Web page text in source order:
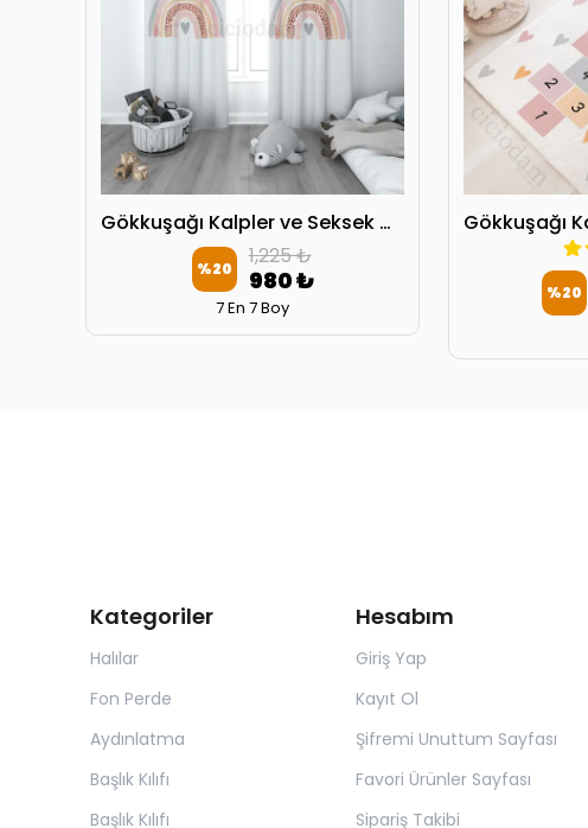
Gökkuşağı Kalpler ve Seksek Çocuk Odası Perdesi 2 Kanat
%20 1,225 ₺
980 ₺
7 En 7 Boy
%20
Kategoriler
Halılar
Fon Perde
Aydınlatma
Başlık Kılıfı
Başlık Kılıfı
Hesabım
Giriş Yap
Kayıt Ol
Şifremi Unuttum Sayfası
Favori Ürünler Sayfası
Sipariş Takibi